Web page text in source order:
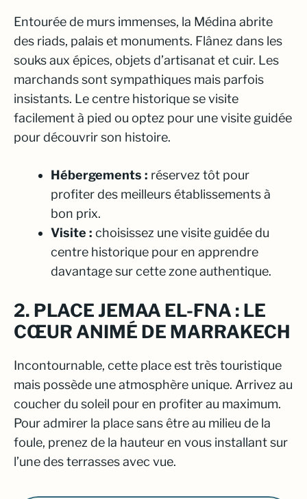
Entourée de murs immenses, la Médina abrite
des riads, palais et monuments. Flânez dans les
souks aux épices, objets d’artisanat et cuir. Les
marchands sont sympathiques mais parfois
insistants. Le centre historique se visite
facilement à pied ou optez pour une visite guidée
pour découvrir son histoire.
Hébergements : réservez tôt pour
profiter des meilleurs établissements à
bon prix.
Visite : choisissez une visite guidée du
centre historique pour en apprendre
davantage sur cette zone authentique.
2. PLACE JEMAA EL-FNA : LE
CŒUR ANIMÉ DE MARRAKECH
Incontournable, cette place est très touristique
mais possède une atmosphère unique. Arrivez au
coucher du soleil pour en profiter au maximum.
Pour admirer la place sans être au milieu de la
foule, prenez de la hauteur en vous installant sur
l’une des terrasses avec vue.